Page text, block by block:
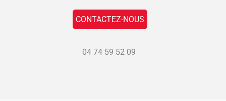
CONTACTEZ-NOUS
04 74 59 52 09